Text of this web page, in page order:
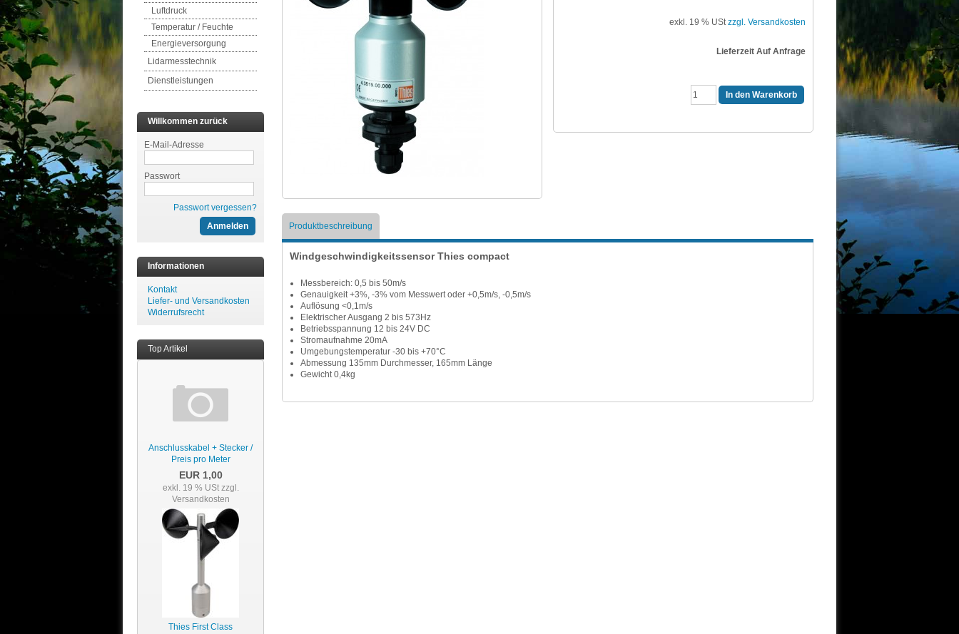
Luftdruck
Temperatur / Feuchte
Energieversorgung
Lidarmesstechnik
Dienstleistungen
Willkommen zurück
E-Mail-Adresse
Passwort
Passwort vergessen?
Informationen
Kontakt
Liefer- und Versandkosten
Widerrufsrecht
Top Artikel
Anschlusskabel + Stecker /
Preis pro Meter
EUR 1,00
exkl. 19 % USt zzgl.
Versandkosten
Thies First Class
exkl. 19 % UStzzgl. Versandkosten
Lieferzeit Auf Anfrage
Produktbeschreibung
Windgeschwindigkeitssensor Thies compact
Messbereich: 0,5 bis 50m/s
Genauigkeit +3%, -3% vom Messwert oder +0,5m/s, -0,5m/s
Auflösung <0,1m/s
Elektrischer Ausgang 2 bis 573Hz
Betriebsspannung 12 bis 24V DC
Stromaufnahme 20mA
Umgebungstemperatur -30 bis +70°C
Abmessung 135mm Durchmesser, 165mm Länge
Gewicht 0,4kg